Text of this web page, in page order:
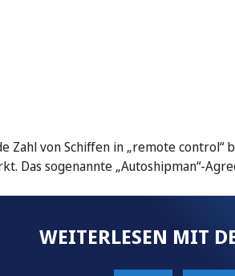
Zahl von Schiffen in „remote
Das sogenannte „Autoshipman“-
WEITERLESEN MIT